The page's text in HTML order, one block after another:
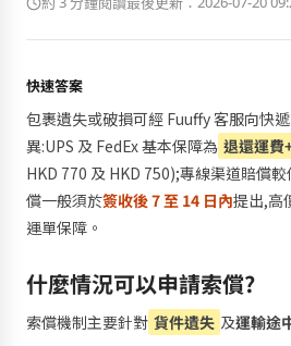
快速答案
包裹遺失或破損可經 Fuuffy 客服向快
異:UPS 及 FedEx 基本保障為 退還運費
HKD 770 及 HKD 750);專線渠道賠償
償一般須於簽收後 7 至 14 日內提出,高
運單保障。
什麼情況可以申請索償?
索償機制主要針對 貨件遺失 及運輸途